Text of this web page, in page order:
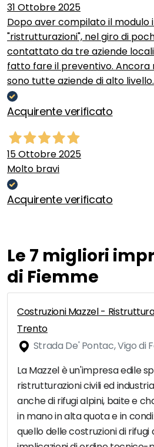
31 Ottobre 2025
Dopo aver compilato il modulo
"ristrutturazioni", nel giro di
contattato da tre aziende
fatto fare il preventivo. Ancora
sono tutte aziende di alto livello.
Acquirente verificato
15 Ottobre 2025
Molto bravi
Acquirente verificato
Le 7 migliori
di Fiemme
Costruzioni Mazzel -
Trento
Strada De' Pontac, Vigo di
La Mazzel è un'impresa edile
ristrutturazioni civili ed
anche di rifugi alpini, baite e
in mano in alta quota e in
quello delle costruzioni di rifugi